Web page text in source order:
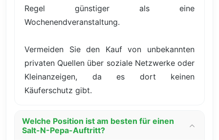
Regel günstiger als eine
Wochenendveranstaltung.
Vermeiden Sie den Kauf von unbekannten
privaten Quellen über soziale Netzwerke oder
Kleinanzeigen, da es dort keinen
Käuferschutz gibt.
Welche Position ist am besten für einen
Salt-N-Pepa-Auftritt?